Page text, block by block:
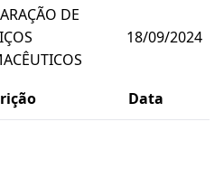
DE
18/09/2024
Data